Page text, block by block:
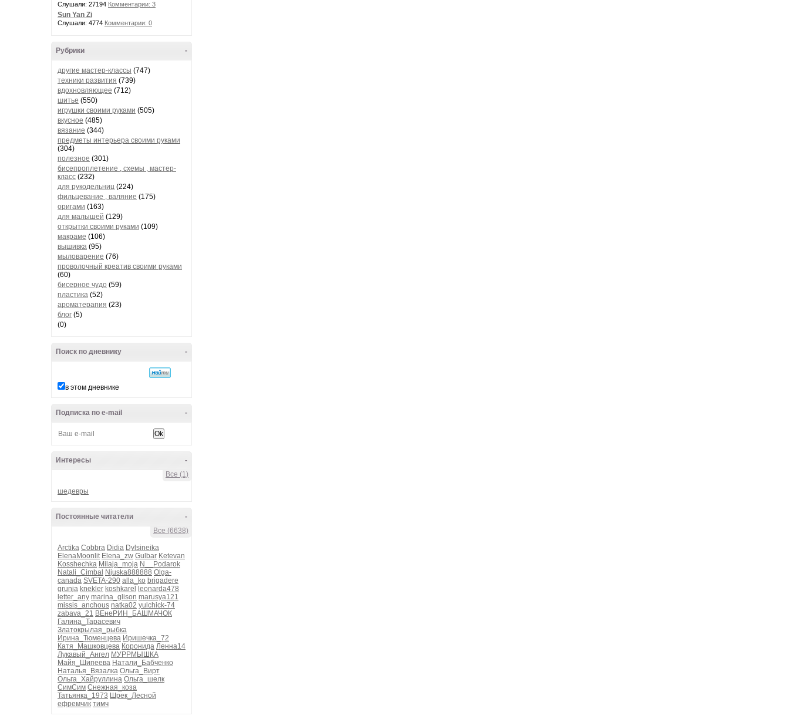
Слушали: 27194 Комментарии: 3
Sun Yan Zi
Слушали: 4774 Комментарии: 0
-
Рубрики
другие мастер-классы (747)
техники развития (739)
вдохновляющее (712)
шитье (550)
игрушки своими руками (505)
вкусное (485)
вязание (344)
предметы интерьера своими руками
(304)
полезное (301)
бисепроплетение , схемы , мастер-
класс (232)
для рукодельниц (224)
фильцевание , валяние (175)
оригами (163)
для малышей (129)
открытки своими руками (109)
макраме (106)
вышивка (95)
мыловарение (76)
проволочный креатив своими руками
(60)
бисерное чудо (59)
пластика (52)
ароматерапия (23)
блог (5)
(0)
-
Поиск по дневнику
в этом дневнике
-
Подписка по e-mail
-
Интересы
Все (1)
шедевры
-
Постоянные читатели
Все (6638)
Arctika Cobbra Didia Dylsineika
ElenaMoonlit Elena_zw Gulbar Ketevan
Kosshechka Milaja_moja N__Podarok
Natali_Cimbal Njuska888888 Olga-
canada SVETA-290 alla_ko brigadere
grunja knekler koshkarel
leonarda478
letter_any marina_glison marusya121
missis_anchous natka02 yulchick-74
zabava_21 ВЕнеРИН_БАШМАЧОК
Галина_Тарасевич
Златокрылая_рыбка
Ирина_Тюменцева Иришечка_72
Катя_Машковцева Коронида Ленна14
Лукавый_Ангел МУРРМЫШКА
Майя_Шипеева Натали_Бабченко
Наталья_Вязалка Ольга_Вирт
Ольга_Хайруллина Ольга_шелк
СимСим Снежная_коза
Татьянка_1973 Шрек_Лесной
ефремчик тимч